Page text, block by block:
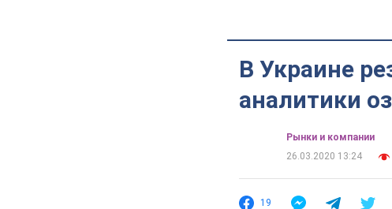
В Украине
аналитики
Рынки и компании
26.03.2020 13:24
19